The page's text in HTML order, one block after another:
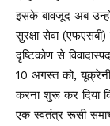
इसके बावजूद अब
सुरक्षा सेवा
दृष्टिकोण से
10 अगस्त को,
करना शुरू कर दिया
एक स्वतंत्र रूसी